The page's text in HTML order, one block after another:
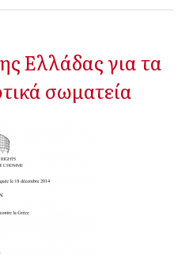
Ελλάδας για τα
σωματεία